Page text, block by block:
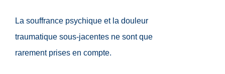
La souffrance psychique et la douleur
traumatique sous-jacentes ne sont que
rarement prises en compte.